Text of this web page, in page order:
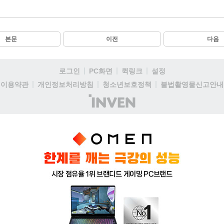
본문 이전 다음
로그인 PC화면 퀵링크
설정
이용약관
개인정보처리방침 청소년보호정책
불법촬영물신고안내
(주)
인